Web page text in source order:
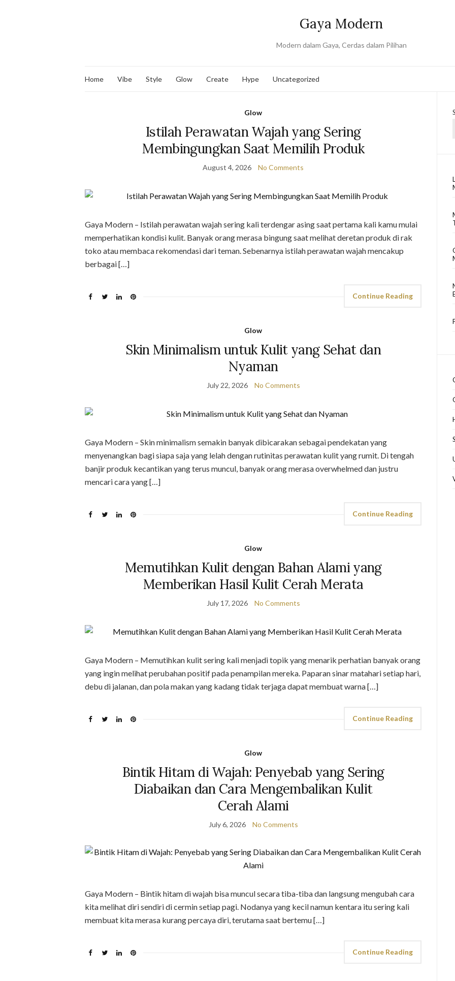
Gaya Modern
Modern dalam Gaya, Cerdas dalam Pilihan
Home Vibe Style Glow Create Hype Uncategorized
Glow
Istilah Perawatan Wajah yang Sering
Membingungkan Saat Memilih Produk
August 4, 2026 No Comments
Gaya Modern – Istilah perawatan wajah sering kali terdengar asing saat pertama kali kamu mulai
memperhatikan kondisi kulit. Banyak orang merasa bingung saat melihat deretan produk di rak
toko atau membaca rekomendasi dari teman. Sebenarnya istilah perawatan wajah mencakup
berbagai […]
Continue Reading
Glow
Skin Minimalism untuk Kulit yang Sehat dan
Nyaman
July 22, 2026 No Comments
Gaya Modern – Skin minimalism semakin banyak dibicarakan sebagai pendekatan yang
menyenangkan bagi siapa saja yang lelah dengan rutinitas perawatan kulit yang rumit. Di tengah
banjir produk kecantikan yang terus muncul, banyak orang merasa overwhelmed dan justru
mencari cara yang […]
Continue Reading
Glow
Memutihkan Kulit dengan Bahan Alami yang
Memberikan Hasil Kulit Cerah Merata
July 17, 2026 No Comments
Gaya Modern – Memutihkan kulit sering kali menjadi topik yang menarik perhatian banyak orang
yang ingin melihat perubahan positif pada penampilan mereka. Paparan sinar matahari setiap hari,
debu di jalanan, dan pola makan yang kadang tidak terjaga dapat membuat warna […]
Continue Reading
Glow
Bintik Hitam di Wajah: Penyebab yang Sering
Diabaikan dan Cara Mengembalikan Kulit
Cerah Alami
July 6, 2026 No Comments
Gaya Modern – Bintik hitam di wajah bisa muncul secara tiba-tiba dan langsung mengubah cara
kita melihat diri sendiri di cermin setiap pagi. Nodanya yang kecil namun kentara itu sering kali
membuat kita merasa kurang percaya diri, terutama saat bertemu […]
Continue Reading